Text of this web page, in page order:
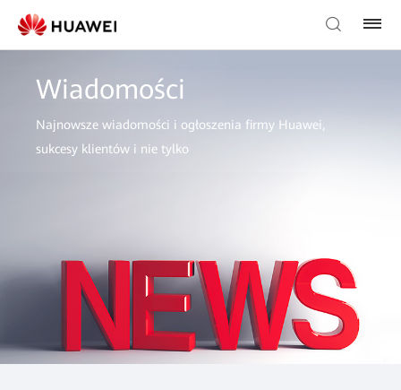
Wiadomości
Najnowsze wiadomości i ogłoszenia firmy Huawei,
sukcesy klientów i nie tylko